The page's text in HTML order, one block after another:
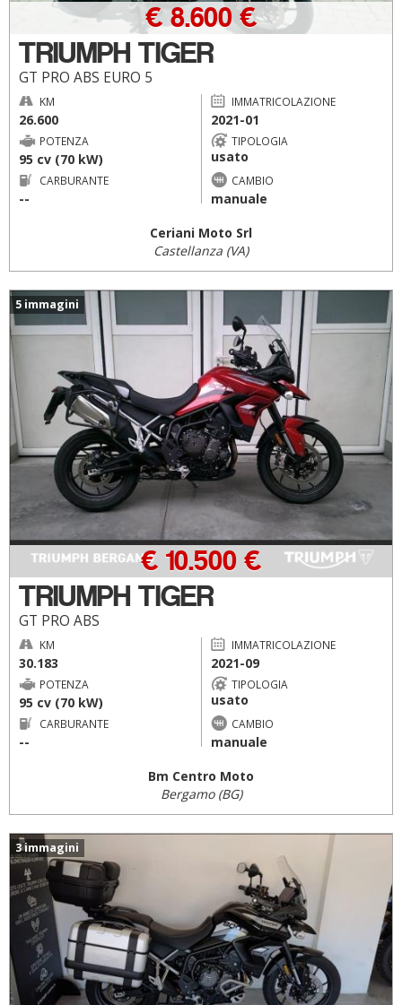
TRIUMPH TIGER
GT PRO ABS EURO 5
€ 8.600 €
KM
26.600
IMMATRICOLAZIONE
2021-01
POTENZA
95 cv (70 kW)
TIPOLOGIA
usato
CARBURANTE
--
CAMBIO
manuale
Ceriani Moto Srl
Castellanza (VA)
5 immagini
TRIUMPH TIGER
GT PRO ABS
€ 10.500 €
KM
30.183
IMMATRICOLAZIONE
2021-09
POTENZA
95 cv (70 kW)
TIPOLOGIA
usato
CARBURANTE
--
CAMBIO
manuale
Bm Centro Moto
Bergamo (BG)
3 immagini